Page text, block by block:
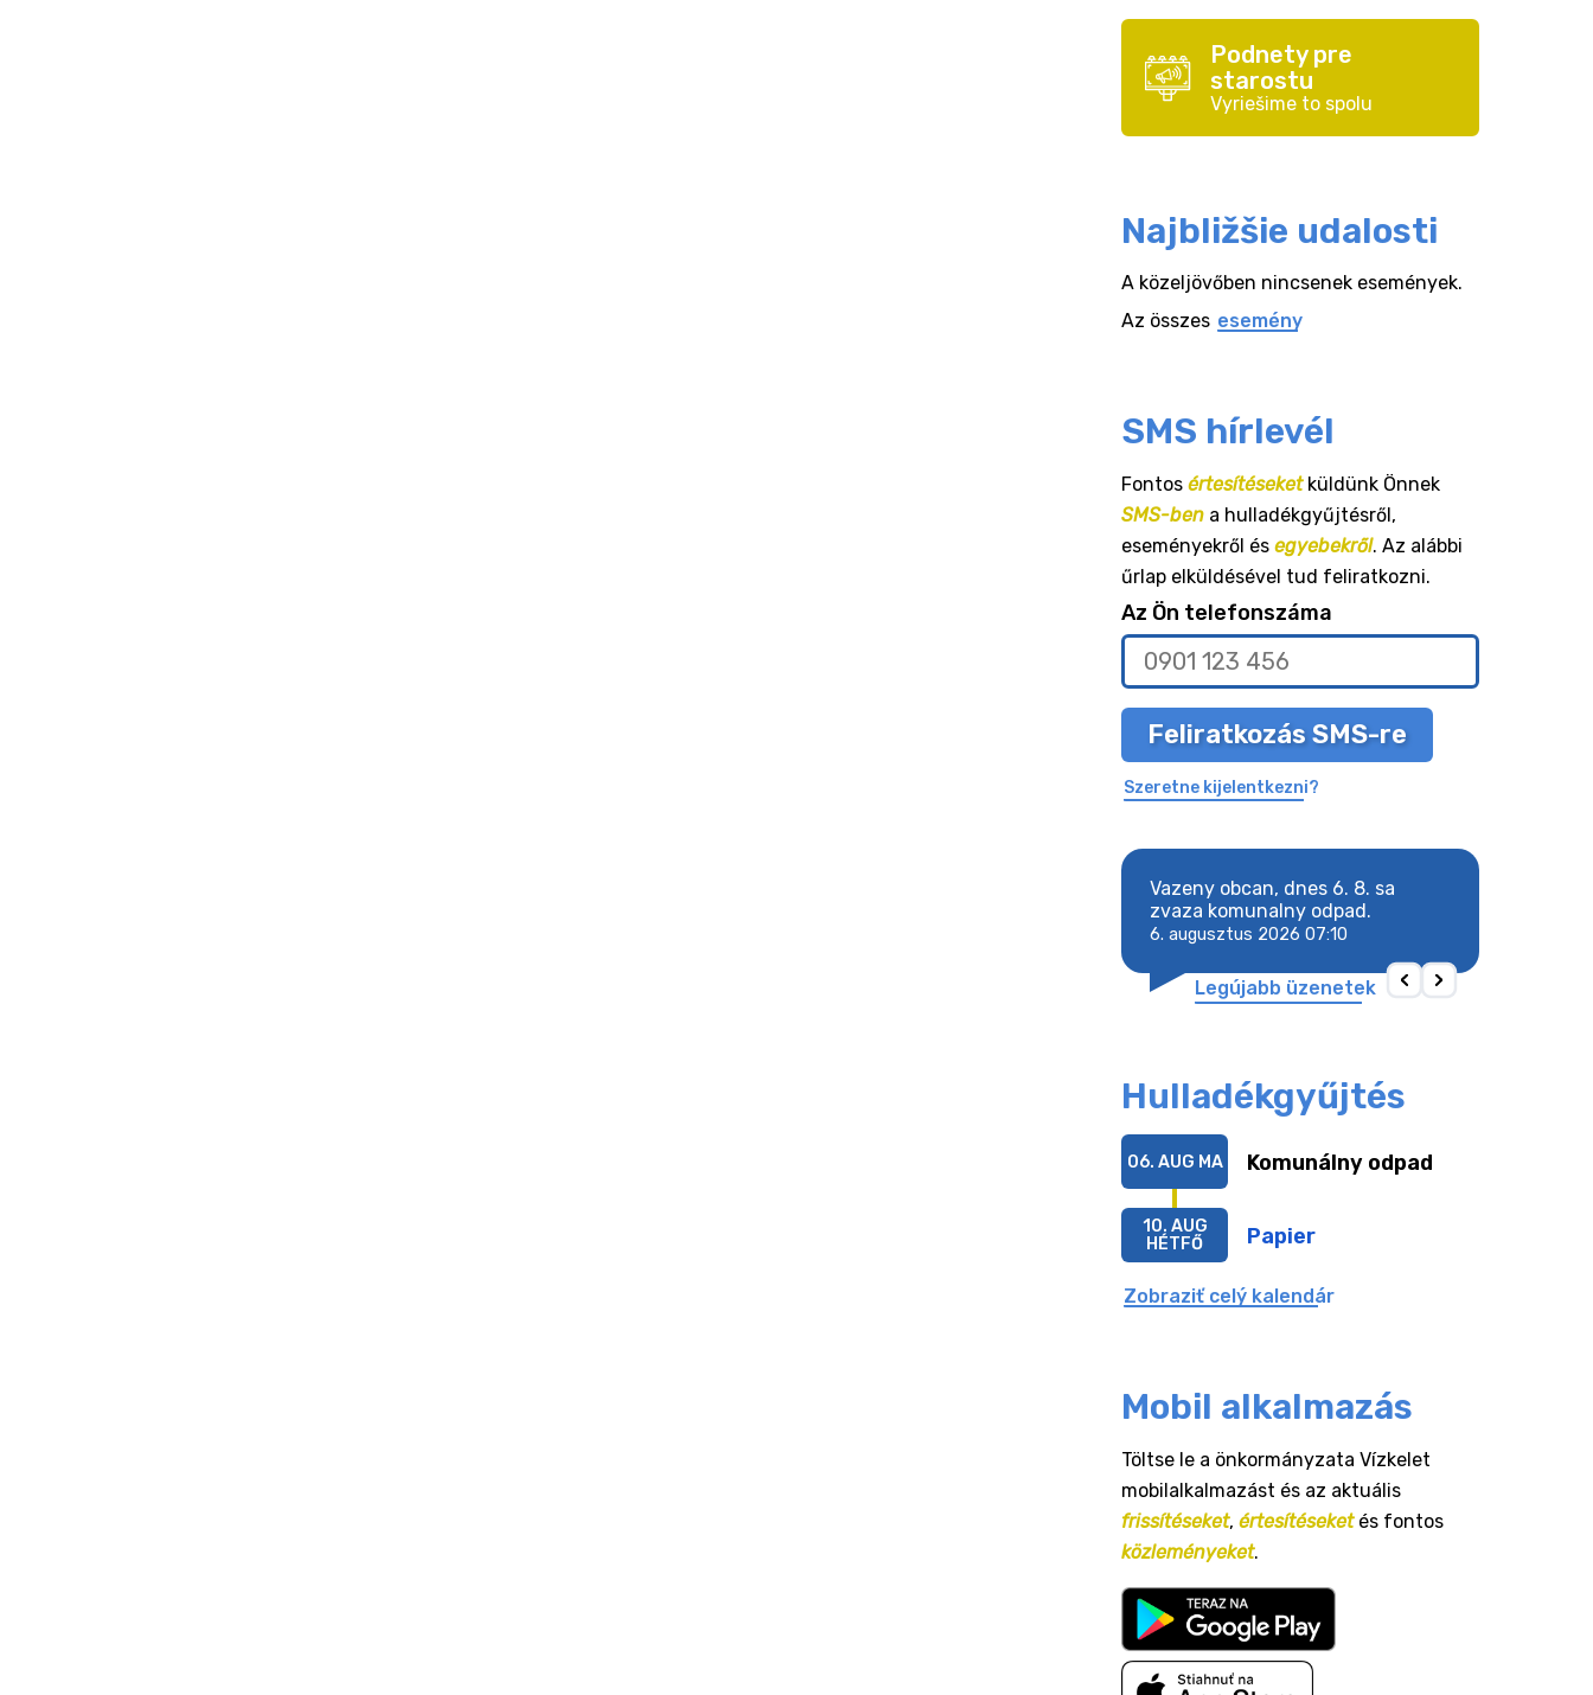
Podnety pre
starostu
Vyriešime to spolu
Najbližšie udalosti
A közeljövőben nincsenek események.
Az összes esemény
SMS hírlevél
Fontos értesítéseketküldünk Önnek
SMS-ben a hulladékgyűjtésről,
eseményekről és egyebekről. Az alábbi
űrlap elküldésével tud feliratkozni.
Az Ön telefonszáma
Feliratkozás SMS-re
Szeretne kijelentkezni?
Vazeny obcan, dnes 6. 8. sa
zvaza komunalny odpad.
6. augusztus 2026 07:10
Legújabb üzenetek
Hulladékgyűjtés
Komunálny odpad
06. AUG MA
Papier
10. AUG
HÉTFŐ
Zobraziť celý kalendár
Mobil alkalmazás
Töltse le a önkormányzata Vízkelet
mobilalkalmazást és az aktuális
frissítéseket, értesítéseketés fontos
közleményeket.